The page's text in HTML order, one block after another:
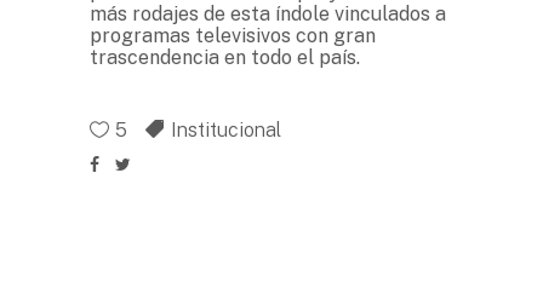
más rodajes de esta índole vinculados a
programas televisivos con gran
trascendencia en todo el país.
5 Institucional